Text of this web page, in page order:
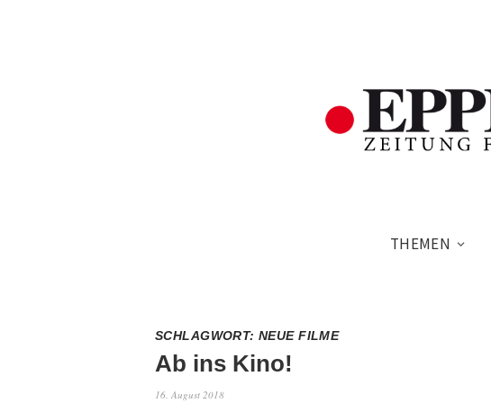
THEMEN
SCHLAGWORT:NEUE FILME
Ab ins Kino!
16. August 2018